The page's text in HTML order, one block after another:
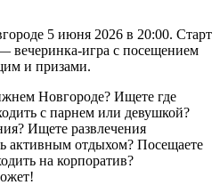
5 июня 2026 в 20:00. Старт
вечеринка-игра с посещением
и призами.
Новгороде? Ищете где
с парнем или девушкой?
Ищете развлечения
активным отдыхом? Посещаете
на корпоратив?